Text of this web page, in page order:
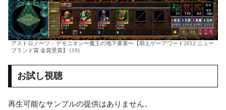
アストロノーツ – デモニオン〜魔王の地下要塞〜【萌えゲーアワード2012 ニュー
ブランド賞 金賞受賞】 (10)
お試し視聴
再生可能なサンプルの提供はありません。